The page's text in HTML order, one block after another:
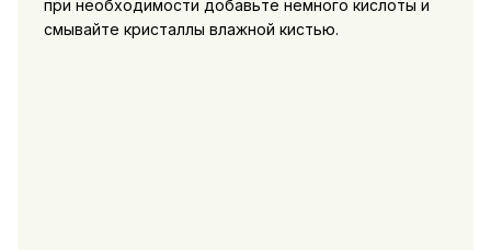
при необходимости добавьте немного кислоты и
смывайте кристаллы влажной кистью.